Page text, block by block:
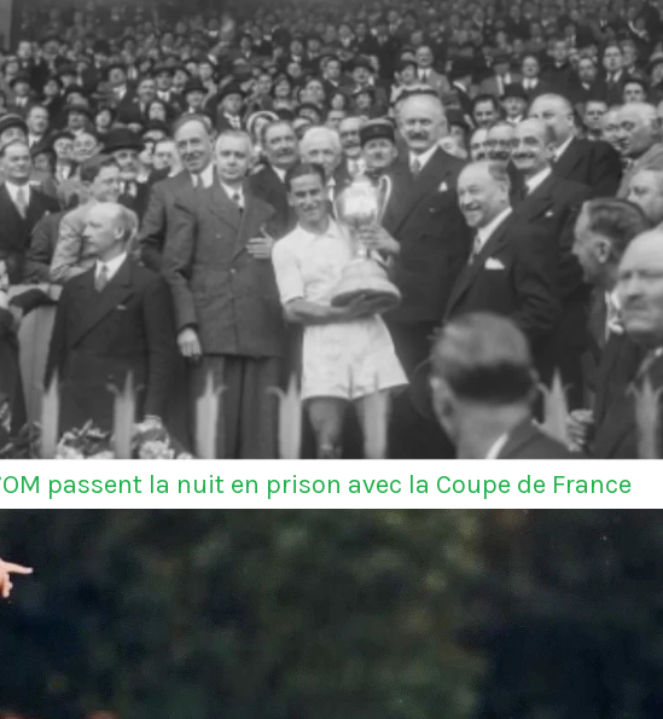
passent la nuit en prison avec la Coupe de France